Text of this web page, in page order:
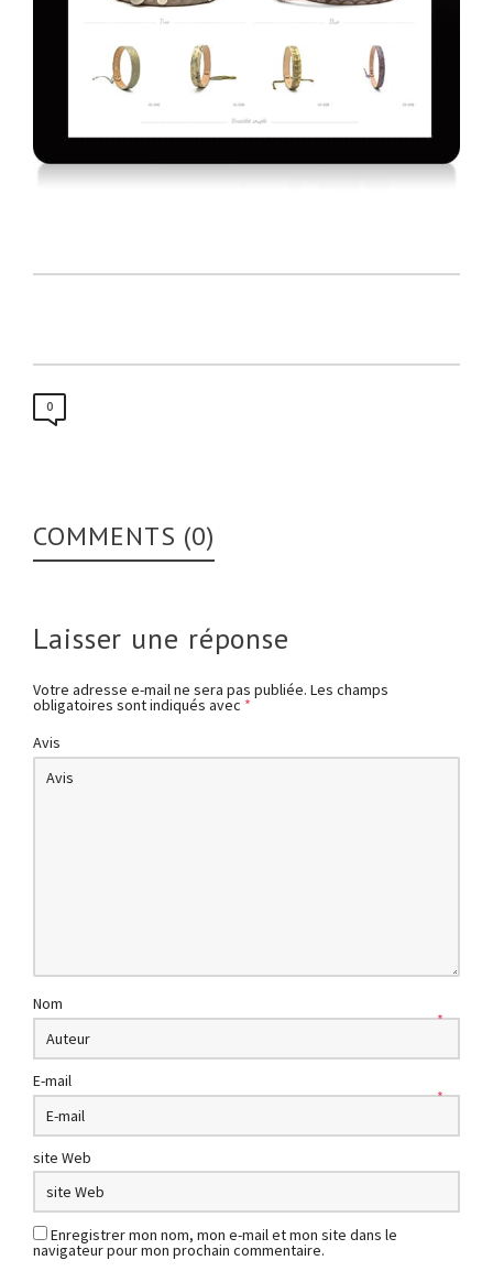
0
COMMENTS (0)
Laisser une réponse
Votre adresse e-mail ne sera pas publiée. Les champs
obligatoires sont indiqués avec *
Avis
Nom
*
E-mail
*
site Web
Enregistrer mon nom, mon e-mail et mon site dans le
navigateur pour mon prochain commentaire.